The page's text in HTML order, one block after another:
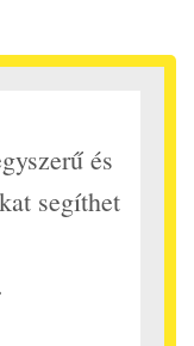
és
segíthet